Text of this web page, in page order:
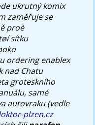
ukrutný komix
zaměřuje se
proè
sítku
ordering enablex
nad Chatu
groteskního
samé
autovraku (vedle
plzen.cz